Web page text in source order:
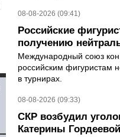
08-08-2026 (09:41)
Российские
получению
Международный союз
российским фигуристам
в турнирах.
08-08-2026 (09:33)
СКР возбудил
Катерины Гордеевой